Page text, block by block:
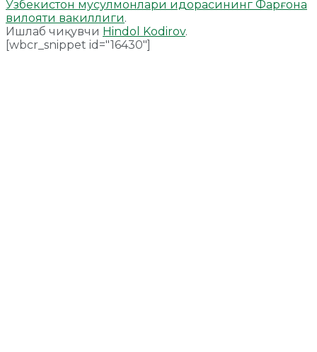
Ўзбекистон мусулмонлари идорасининг Фарғона
вилояти вакиллиги.
Ишлаб чиқувчи Hindol Kodirov.
[wbcr_snippet id="16430"]